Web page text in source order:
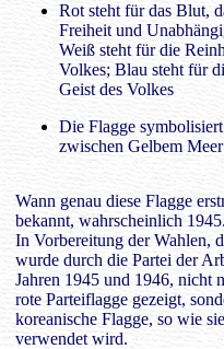
Rot steht für das Blut,
Freiheit und
Weiß steht für die
Volkes; Blau steht für
Geist des Volkes
Die Flagge
zwischen Gelbem
Wann genau diese Flagge
bekannt, wahrscheinlich 1945.
In Vorbereitung der Wahlen,
wurde durch die Partei der
Jahren 1945 und 1946, nicht
rote Parteiflagge gezeigt,
koreanische Flagge, so wie
verwendet wird.